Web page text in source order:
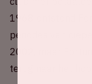
1968 ontstond
periodes van
2002, maar
terug naar het